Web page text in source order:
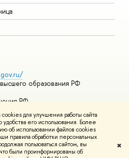
для улучшения работы сайта
его использования. Более
об использовании файлов cookies
правила обработки персональных
пользоваться сайтом, вы
были проинформированы об
✖
образования РФ
РФ
курсы
и контактыУсловия
Политика конфиденциальности